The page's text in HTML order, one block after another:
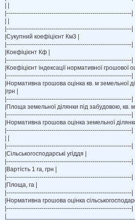
|----------------------------------------------------------------|
|----------------------------------------------------------------|
|Сукупний коефіцієнт Км3 |
|----------------------------------------------------------------|
|Коефіцієнт Кф |
|----------------------------------------------------------------|
|Коефіцієнт індексації нормативної грошової
|----------------------------------------------------------------|
|Нормативна грошова оцінка кв. м земельної
|грн |
|----------------------------------------------------------------|
|Площа земельної ділянки під забудовою, кв. м |
|----------------------------------------------------------------|
|Нормативна грошова оцінка земельної
|----------------------------------------------------------------|
|----------------------------------------------------------------|
|Сільськогосподарські угіддя |
|----------------------------------------------------------------|
|Вартість 1 га, грн |
|----------------------------------------------------------------|
|Площа, га |
|----------------------------------------------------------------|
|Нормативна грошова оцінка
|----------------------------------------------------------------|